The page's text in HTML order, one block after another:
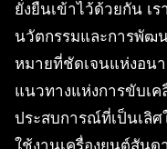
ยั่งยืนเข้าไว้ด้วยกัน เ
นวัตกรรมและการพัฒ
หมายที่ชัดเจนแห่งอน
แนวทางแห่งการขับเ
ประสบการณ์ที่เป็นเลิ